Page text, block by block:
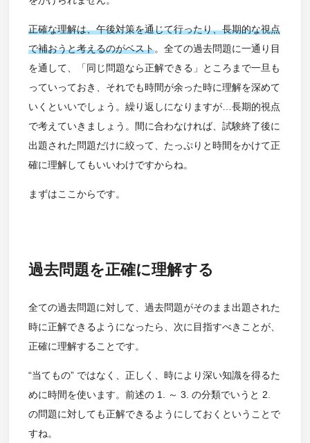
正確な理解は、午後対策を通じて行ったり、長期的な視点
で補おうと考えるのがベスト。全ての過去問題に一通り目
を通して、「同じ問題なら正解できる」ところまで一旦も
っていっておき、それでも時間が余った時に理解を深めて
いくといいでしょう。繰り返しになりますが…長期的視点
で考えていきましょう。間に合わなければ、試験終了後に
出題された問題だけに絞って、たっぷりと時間をかけて正
確に理解してもいいわけですからね。
まずはここからです。
過去問題を正確に理解する
全ての過去問題に対して、過去問題がそのまま出題された
時に正解できるようになったら、次に目指すべきことが、
正確に理解することです。
“当てもの” ではなく、正しく、時により深い知識を得るた
めに時間を使います。前述の 1. ～ 3. の分類でいうと 2.
の問題に対しても正解できるようにしておくということで
すね。